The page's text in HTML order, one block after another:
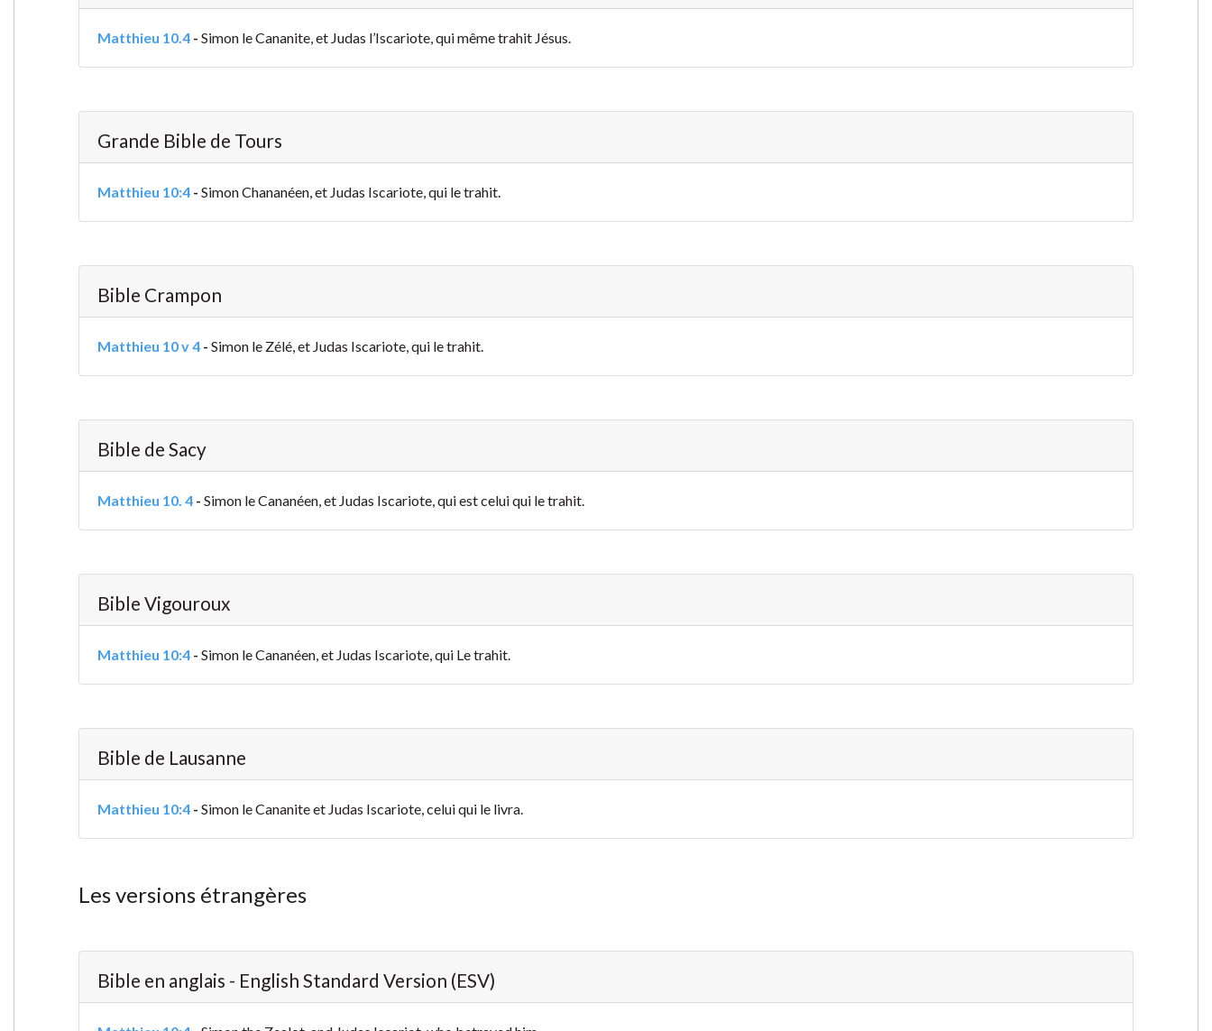
Matthieu 10.4- Simon le Cananite, et Judas l’Iscariote, qui même trahit Jésus.
Grande Bible de Tours
Matthieu 10:4- Simon Chananéen, et Judas Iscariote, qui le trahit.
Bible Crampon
Matthieu 10 v 4- Simon le Zélé, et Judas Iscariote, qui le trahit.
Bible de Sacy
Matthieu 10. 4- Simon le Cananéen, et Judas Iscariote, qui est celui qui le trahit.
Bible Vigouroux
Matthieu 10:4- Simon le Cananéen, et Judas Iscariote, qui Le trahit.
Bible de Lausanne
Matthieu 10:4- Simon le Cananite et Judas Iscariote, celui qui le livra.
Les versions étrangères
Bible en anglais - English Standard Version (ESV)